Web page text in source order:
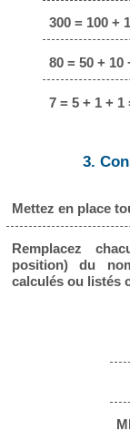
300 = 100 +
80 = 50 + 10
7 = 5 + 1 + 1
3.
Mettez en place
Remplacez
position) du
calculés ou listés